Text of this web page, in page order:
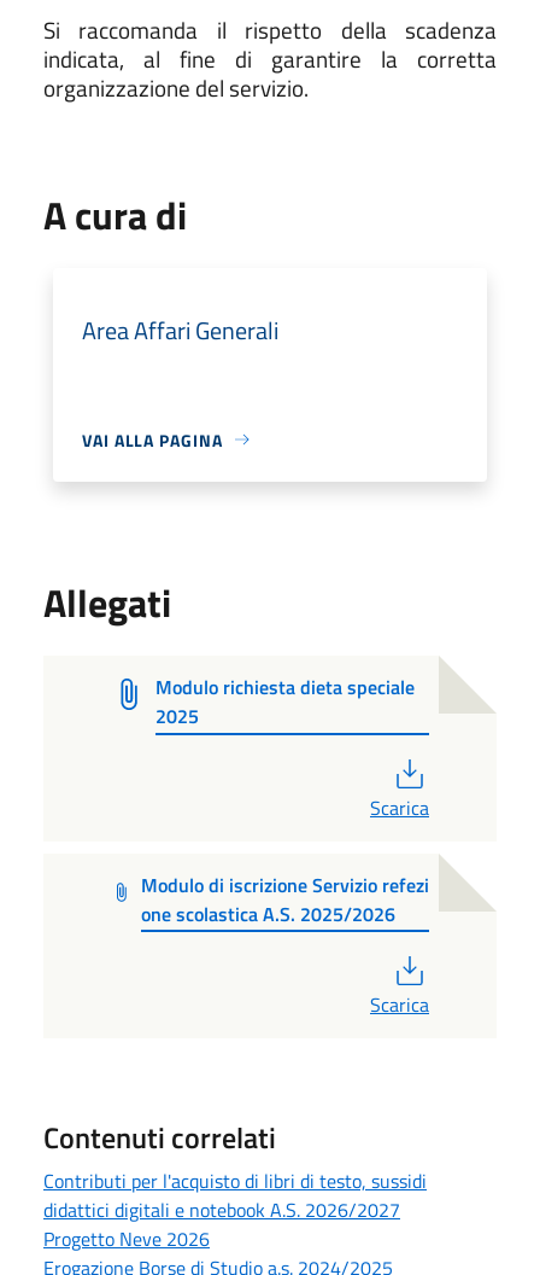
Si raccomanda il rispetto della scadenza
indicata, al fine di garantire la corretta
organizzazione del servizio.
A cura di
Area Affari Generali
VAI ALLA PAGINA
Allegati
Modulo richiesta dieta speciale
2025
Scarica
Modulo di iscrizione Servizio refezi
one scolastica A.S. 2025/2026
Scarica
Contenuti correlati
Contributi per l'acquisto di libri di testo, sussidi
didattici digitali e notebook A.S. 2026/2027
Progetto Neve 2026
Erogazione Borse di Studio a.s. 2024/2025